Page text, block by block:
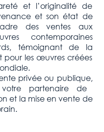
et l’originalité de
et son état de
des ventes aux
contemporaines
témoignant de la
les œuvres créées
privée ou publique,
partenaire de
et la mise en vente de